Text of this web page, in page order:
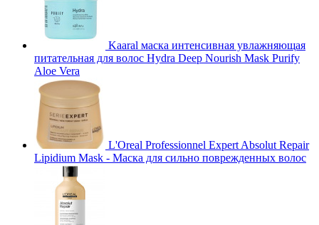
Kaaral маска интенсивная увлажняющая
питательная для волос Hydra Deep Nourish Mask Purify
Aloe Vera
L'Oreal Professionnel Expert Absolut Repair
Lipidium Mask - Маска для сильно поврежденных волос